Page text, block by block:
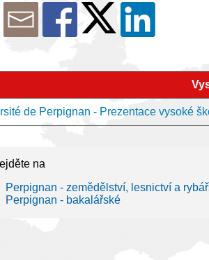
de Perpignan - Prezentace vysoké
na
Perpignan - zemědělství, lesnictví a
Perpignan - bakalářské